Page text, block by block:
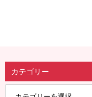
カテゴリー